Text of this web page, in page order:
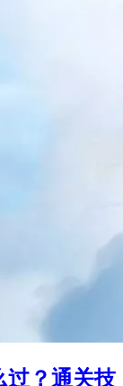
过？通关技